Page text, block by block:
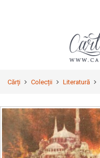
Cărți Colecții Literatură